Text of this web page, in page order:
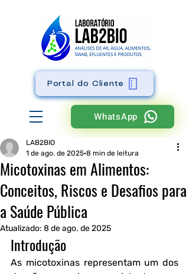
WhatsApp
Portal do Cliente
Micotoxinas em Alimentos:
Conceitos, Riscos e Desafios para
a Saúde Pública
LAB2BIO
1 de ago. de 2025 8 min de leitura
Atualizado: 8 de ago. de 2025
Introdução
As micotoxinas representam um dos